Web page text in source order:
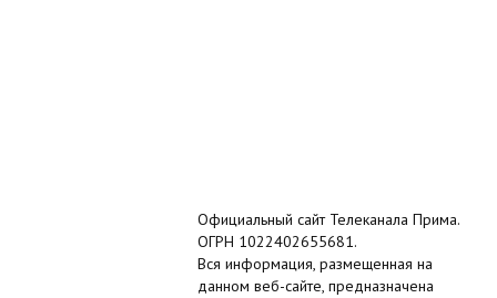
Официальный сайт Телеканала Прима.
ОГРН 1022402655681.
Вся информация, размещенная на
данном веб-сайте, предназначена